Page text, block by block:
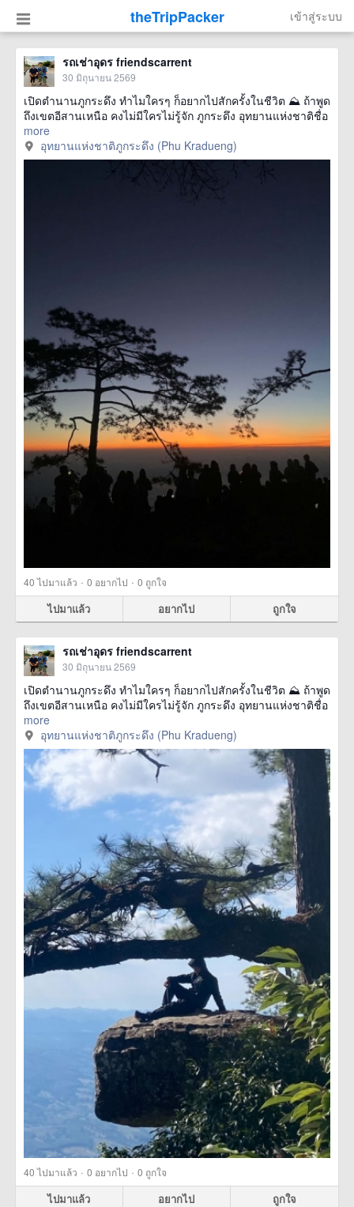
theTripPacker เข้าสู่ระบบ
รถเช่าอุดร friendscarrent
30 มิถุนายน 2569
เปิดตำนานภูกระดึง ทำไมใครๆ ก็อยากไปสักครั้งในชีวิต ⛰️ ถ้าพูด
ถึงเขตอีสานเหนือ คงไม่มีใครไม่รู้จัก ภูกระดึง อุทยานแห่งชาติชื่อ
more
อุทยานแห่งชาติภูกระดึง (Phu Kradueng)
40ไปมาแล้ว · 0 อยากไป · 0 ถูกใจ
ไปมาแล้ว อยากไป ถูกใจ
รถเช่าอุดร friendscarrent
30 มิถุนายน 2569
เปิดตำนานภูกระดึง ทำไมใครๆ ก็อยากไปสักครั้งในชีวิต ⛰️ ถ้าพูด
ถึงเขตอีสานเหนือ คงไม่มีใครไม่รู้จัก ภูกระดึง อุทยานแห่งชาติชื่อ
more
อุทยานแห่งชาติภูกระดึง (Phu Kradueng)
40ไปมาแล้ว · 0 อยากไป · 0 ถูกใจ
ไปมาแล้ว อยากไป ถูกใจ